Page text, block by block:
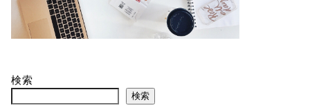
検索
検索